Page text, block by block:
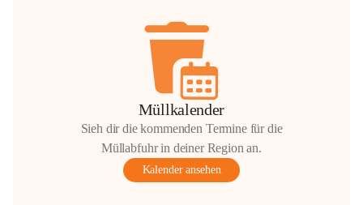
Müllkalender
Sieh dir die kommenden Termine für die
Müllabfuhr in deiner Region an.
Kalender ansehen